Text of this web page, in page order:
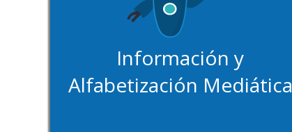
Información y
Alfabetización Mediática